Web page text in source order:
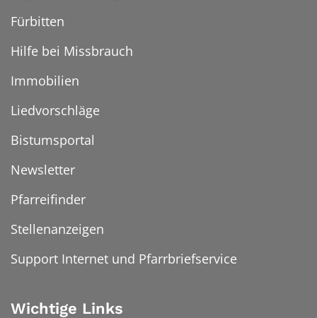
Fürbitten
Hilfe bei Missbrauch
Immobilien
Liedvorschläge
Bistumsportal
Newsletter
Pfarreifinder
Stellenanzeigen
Support Internet und Pfarrbriefservice
Wichtige Links